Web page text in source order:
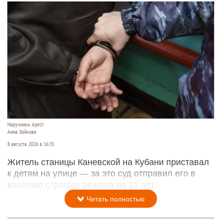
Наручники. Арест.
Анна Зайкова
8 августа 2026 в 16:35
Житель станицы Каневской на Кубани приставал
к детям на улице — за это суд отправил его в
колонию строгого режима на 15 лет.
Читать полностью